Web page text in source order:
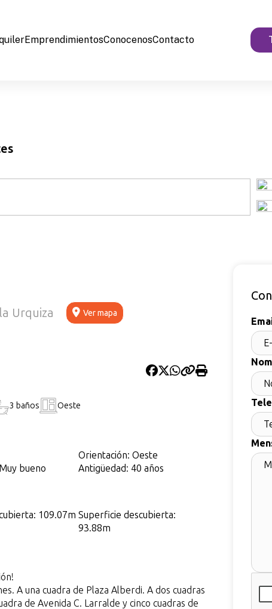
EmprendimientosConocenosContacto
Urquiza Ver mapa
3 baños Oeste
Orientación: Oeste
bueno Antigüedad: 40 años
109.07m Superficie descubierta:
93.88m
A una cuadra de Plaza Alberdi. A dos cuadras
de Avenida C. Larralde y cinco cuadras de